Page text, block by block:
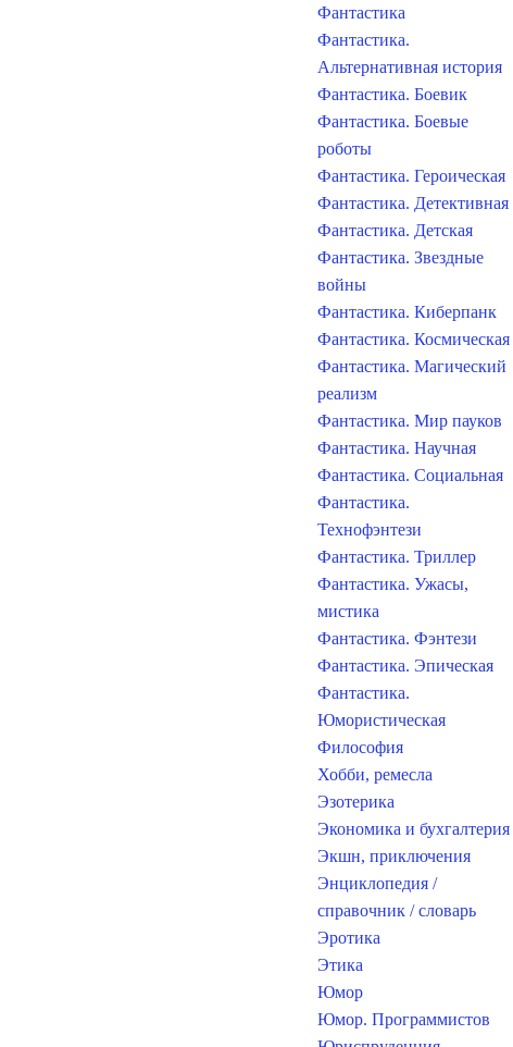
Фантастика
Фантастика.
Альтернативная история
Фантастика. Боевик
Фантастика. Боевые
роботы
Фантастика. Героическая
Фантастика. Детективная
Фантастика. Детская
Фантастика. Звездные
войны
Фантастика. Киберпанк
Фантастика. Космическая
Фантастика. Магический
реализм
Фантастика. Мир пауков
Фантастика. Научная
Фантастика. Социальная
Фантастика.
Технофэнтези
Фантастика. Триллер
Фантастика. Ужасы,
мистика
Фантастика. Фэнтези
Фантастика. Эпическая
Фантастика.
Юмористическая
Философия
Хобби, ремесла
Эзотерика
Экономика и бухгалтерия
Экшн, приключения
Энциклопедия /
справочник / словарь
Эротика
Этика
Юмор
Юмор. Программистов